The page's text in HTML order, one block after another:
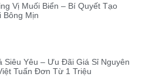
Vị Muối Biển – Bí Quyết Tạo
Bông Mịn
Siêu Yêu – Ưu Đãi Giá Sỉ Nguyên
Tuấn Đơn Từ 1 Triệu